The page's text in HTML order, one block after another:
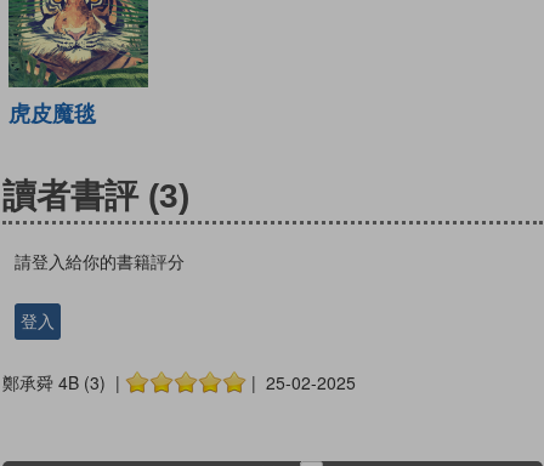
虎皮魔毯
讀者書評 (3)
請登入給你的書籍評分
登入
鄭承舜 4B (3) | | 25-02-2025